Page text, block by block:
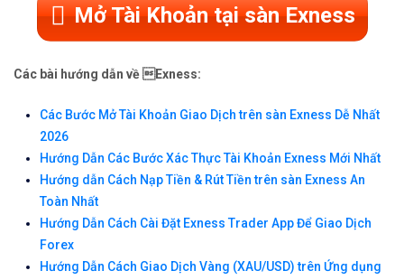
Mở Tài Khoản tại sàn Exness
Các bài hướng dẫn về Exness:
Các Bước Mở Tài Khoản Giao Dịch trên sàn Exness Dễ Nhất
2026
Hướng Dẫn Các Bước Xác Thực Tài Khoản Exness Mới Nhất
Hướng dẫn Cách Nạp Tiền & Rút Tiền trên sàn Exness An
Toàn Nhất
Hướng Dẫn Cách Cài Đặt Exness Trader App Để Giao Dịch
Forex
Hướng Dẫn Cách Giao Dịch Vàng (XAU/USD) trên Ứng dụng